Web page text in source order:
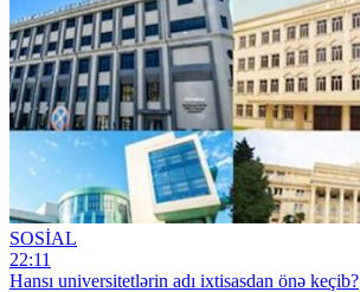
SOSİAL
22:11
Hansı universitetlərin adı ixtisasdan önə keçib?